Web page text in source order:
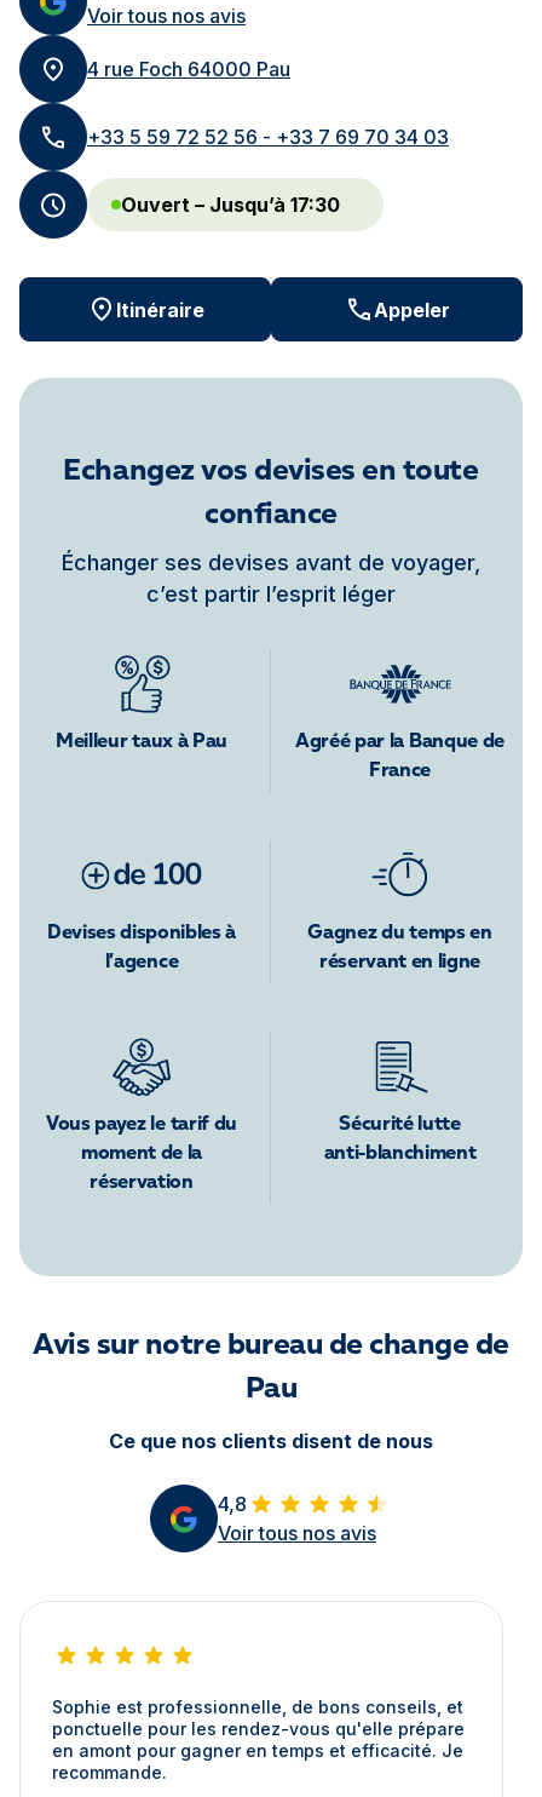
Voir tous nos avis
4 rue Foch 64000 Pau
+33 5 59 72 52 56 - +33 7 69 70 34 03
Ouvert – Jusqu’à 17:30
Itinéraire Appeler
Echangez vos devises en toute
confiance
Échanger ses devises avant de voyager,
c’est partir l’esprit léger
Meilleur taux à Pau
Agréé par la Banque de
France
Devises disponibles à
l’agence
Gagnez du temps en
réservant en ligne
Vous payez le tarif du
moment de la
réservation
Sécurité lutte
anti-blanchiment
Avis sur notre bureau de change de
Pau
Ce que nos clients disent de nous
4,8
Voir tous nos avis
Sophie est professionnelle, de bons conseils, et
ponctuelle pour les rendez-vous qu'elle prépare
en amont pour gagner en temps et efficacité. Je
recommande.